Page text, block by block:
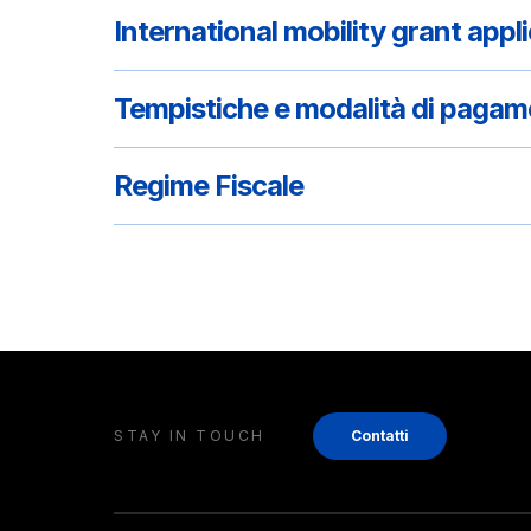
International mobility grant
Tempistiche e modalità di
Regime Fiscale
STAY IN TOUCH Contatti